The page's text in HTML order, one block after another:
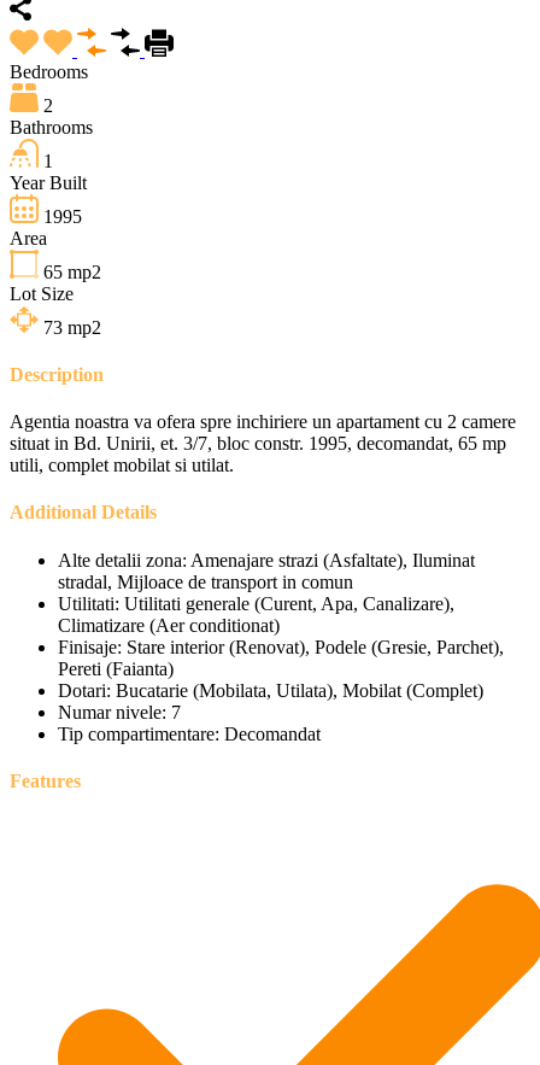
Bedrooms
2
Bathrooms
1
Year Built
1995
Area
65 mp2
Lot Size
73 mp2
Description
Agentia noastra va ofera spre inchiriere un apartament cu 2 camere
situat in Bd. Unirii, et. 3/7, bloc constr. 1995, decomandat, 65 mp
utili, complet mobilat si utilat.
Additional Details
Alte detalii zona: Amenajare strazi (Asfaltate), Iluminat
stradal, Mijloace de transport in comun
Utilitati: Utilitati generale (Curent, Apa, Canalizare),
Climatizare (Aer conditionat)
Finisaje: Stare interior (Renovat), Podele (Gresie, Parchet),
Pereti (Faianta)
Dotari: Bucatarie (Mobilata, Utilata), Mobilat (Complet)
Numar nivele: 7
Tip compartimentare: Decomandat
Features